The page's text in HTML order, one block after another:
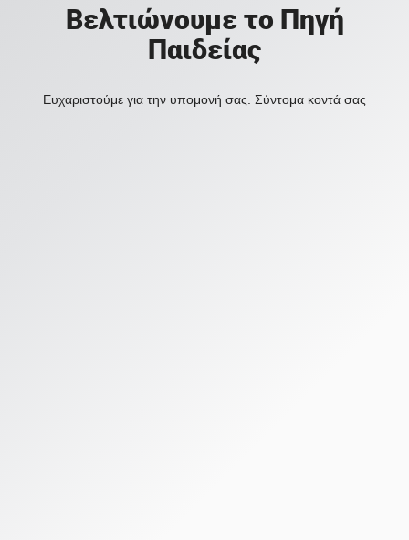
Βελτιώνουμε το Πηγή
Παιδείας
Ευχαριστούμε για την υπομονή σας. Σύντομα κοντά σας